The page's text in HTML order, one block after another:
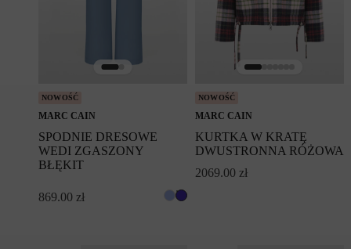
NOWOŚĆ
MARC CAIN
SPODNIE DRESOWE
WEDI ZGASZONY
BŁĘKIT
869.00 zł
NOWOŚĆ
MARC CAIN
KURTKA W KRATĘ
DWUSTRONNA RÓŻOWA
2069.00 zł